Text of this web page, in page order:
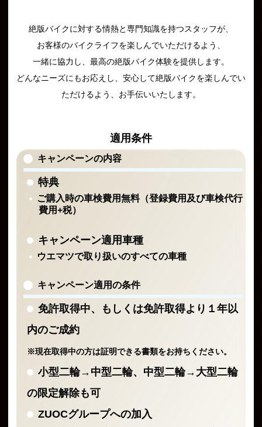
絶版バイクに対する情熱と専門知識を持つスタッフが、
お客様のバイクライフを楽しんでいただけるよう、
一緒に協力し、最高の絶版バイク体験を提供します。
どんなニーズにもお応えし、安心して絶版バイクを楽しんでい
ただけるよう、お手伝いいたします。
適用条件
キャンペーンの内容
特典
ご購入時の車検費用無料（登録費用及び車検代行
費用+税）
キャンペーン適用車種
ウエマツで取り扱いのすべての車種
キャンペーン適用の条件
免許取得中、もしくは免許取得より１年以
内のご成約
※現在取得中の方は証明できる書類をお持ちください。
小型二輪→中型二輪、中型二輪→大型二輪
の限定解除も可
ZUOCグループへの加入